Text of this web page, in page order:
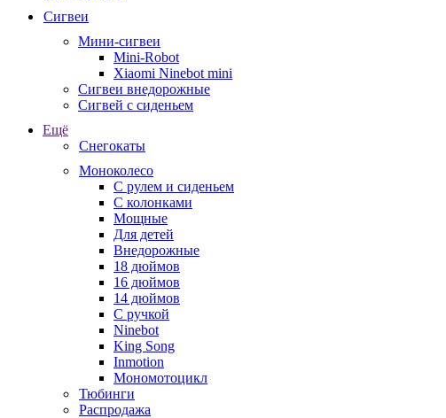
Сигвеи
Мини-сигвеи
Mini-Robot
Xiaomi Ninebot mini
Сигвеи внедорожные
Сигвей с сиденьем
Ещё
Снегокаты
Моноколесо
С рулем и сиденьем
С колонками
Мощные
Для детей
Внедорожные
18 дюймов
16 дюймов
14 дюймов
С ручкой
Ninebot
King Song
Inmotion
Мономотоцикл
Тюбинги
Распродажа